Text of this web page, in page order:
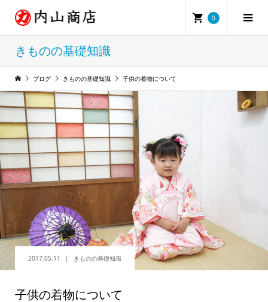
0
きものの基礎知識
ブログ きものの基礎知識 子供の着物について
2017.05.11 きものの基礎知識
子供の着物について